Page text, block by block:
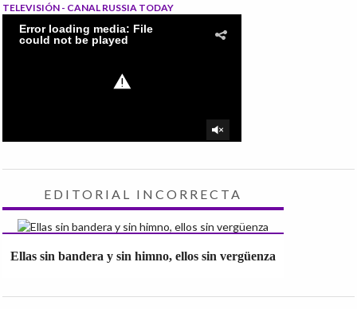
TELEVISIÓN - CANAL RUSSIA TODAY
EDITORIAL INCORRECTA
Ellas sin bandera y sin himno, ellos sin vergüenza